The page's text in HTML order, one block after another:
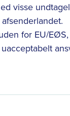
visse
for EU/